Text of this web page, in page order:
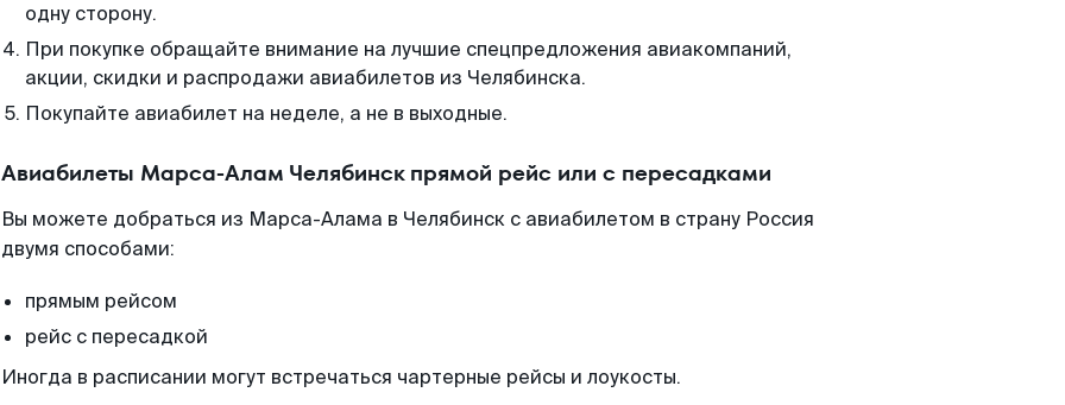
одну сторону.
При покупке обращайте внимание на лучшие спецпредложения авиакомпаний,
акции, скидки и распродажи авиабилетов из Челябинска.
Покупайте авиабилет на неделе, а не в выходные.
Авиабилеты Марса-Алам Челябинск прямой рейс или с пересадками
Вы можете добраться из Марса-Алама в Челябинск с авиабилетом в страну Россия
двумя способами:
прямым рейсом
рейс с пересадкой
Иногда в расписании могут встречаться чартерные рейсы и лоукосты.